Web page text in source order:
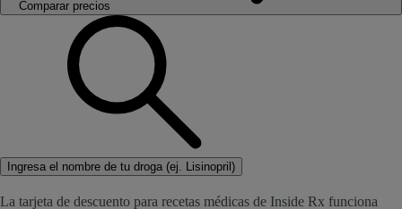
Comparar precios
Ingresa el nombre de tu droga (ej. Lisinopril)
La tarjeta de descuento para recetas médicas de Inside Rx funciona